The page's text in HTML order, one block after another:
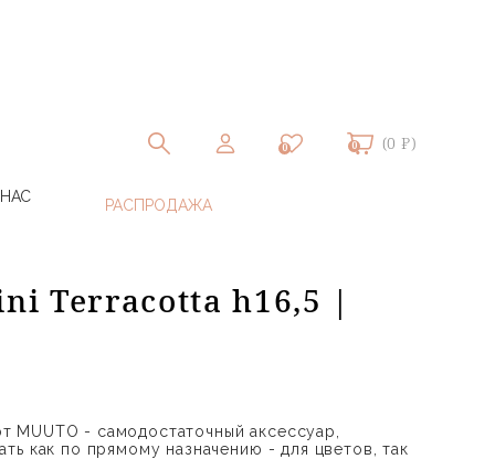
0 0 (0 ₽)
Terracotta h16,5 |
MUUTO - самодостаточный аксессуар,
как по прямому назначению - для цветов, так